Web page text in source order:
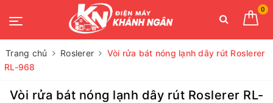
0
Trang chủ Roslerer
Vòi rửa bát nóng lạnh dây rút Roslerer
RL-968
Vòi rửa bát nóng lạnh dây rút Roslerer RL-